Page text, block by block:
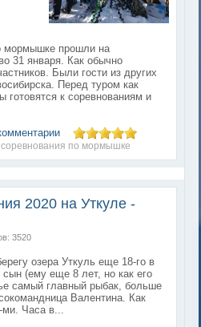
мормышке прошли на
31 января. Как обычно
Были гости из других
Перед туром как
готовятся к соревнованиям и
соревнования по мормышке
2020 на Уткуле -
3520
озера Уткуль еще 18-го в
(ему еще 8 лет, но как его
самый главный рыбак, больше
Валентина. Как
ми. Часа в...